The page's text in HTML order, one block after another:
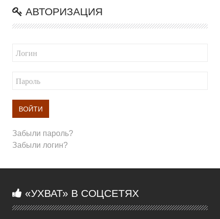
АВТОРИЗАЦИЯ
ВОЙТИ
Забыли пароль?
Забыли логин?
«УХВАТ» В СОЦСЕТЯХ